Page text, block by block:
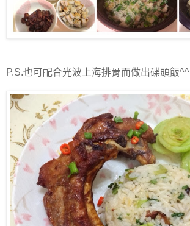
P.S.也可配合光波上海排骨而做出碟頭飯^^